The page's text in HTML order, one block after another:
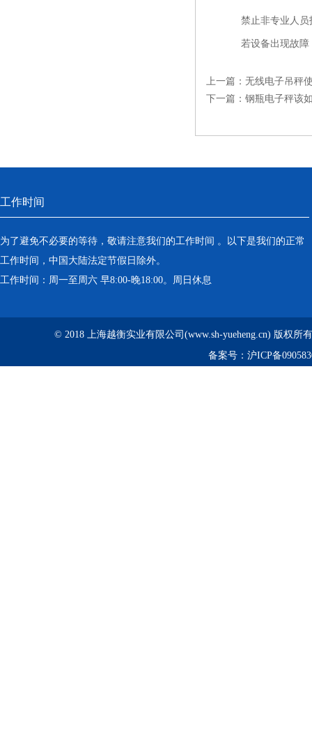
禁止非专业人
若设备出现故
上一篇： 无线电子吊秤
下一篇： 钢瓶电子秤该
工作时间
为了避免不必要的等待，敬请注意我们的工作时间 。以下是我们的正常
工作时间，中国大陆法定节假日除外。
工作时间：周一至周六 早8:00-晚18:00。周日休息
© 2018 上海越衡实业有限公司(www.sh-yueheng.cn) 版权所
备案号： 沪ICP备